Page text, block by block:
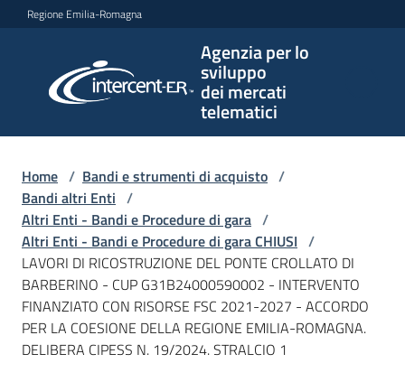
Vai al contenuto
Vai alla navigazione
Vai al footer
Regione Emilia-Romagna
Agenzia per lo
sviluppo
dei mercati
telematici
per lo
sviluppo
telematici
L'Agenzia
Bandi
e
Home / Bandi e strumenti di acquisto /
Bandi altri Enti /
Altri Enti - Bandi e Procedure di gara /
Altri Enti - Bandi e Procedure di gara CHIUSI /
LAVORI DI RICOSTRUZIONE DEL PONTE CROLLATO DI
BARBERINO - CUP G31B24000590002 - INTERVENTO
FINANZIATO CON RISORSE FSC 2021-2027 - ACCORDO
PER LA COESIONE DELLA REGIONE EMILIA-ROMAGNA.
DELIBERA CIPESS N. 19/2024. STRALCIO 1